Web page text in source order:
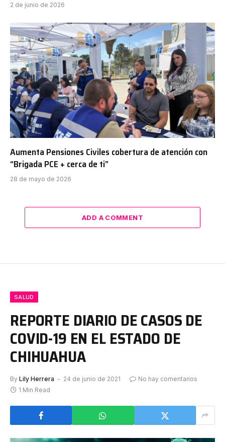
2 de junio de 2026
Aumenta Pensiones Civiles cobertura de atención con
“Brigada PCE + cerca de ti”
28 de mayo de 2026
ADD A COMMENT
SALUD
REPORTE DIARIO DE CASOS DE
COVID-19 EN EL ESTADO DE
CHIHUAHUA
By Lily Herrera 24 de junio de 2021
No hay comentarios
1 Min Read